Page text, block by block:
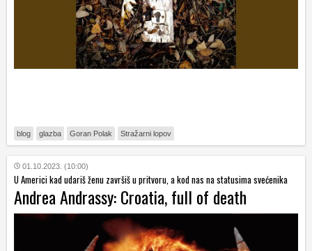
blog glazba Goran Polak Stražarni lopov
01.10.2023. (10:00)
U Americi kad udariš ženu završiš u pritvoru, a kod nas na statusima svećenika
Andrea Andrassy: Croatia, full of death